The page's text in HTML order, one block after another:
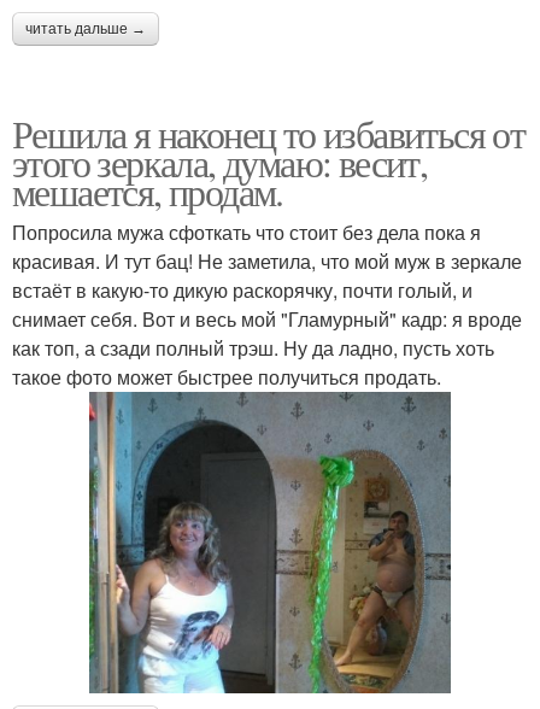
читать дальше →
Решила я наконец то избавиться от
этого зеркала, думаю: весит,
мешается, продам.
Попросила мужа сфоткать что стоит без дела пока я
красивая. И тут бац! Не заметила, что мой муж в зеркале
встаёт в какую-то дикую раскорячку, почти голый, и
снимает себя. Вот и весь мой "Гламурный" кадр: я вроде
как топ, а сзади полный трэш. Ну да ладно, пусть хоть
такое фото может быстрее получиться продать.